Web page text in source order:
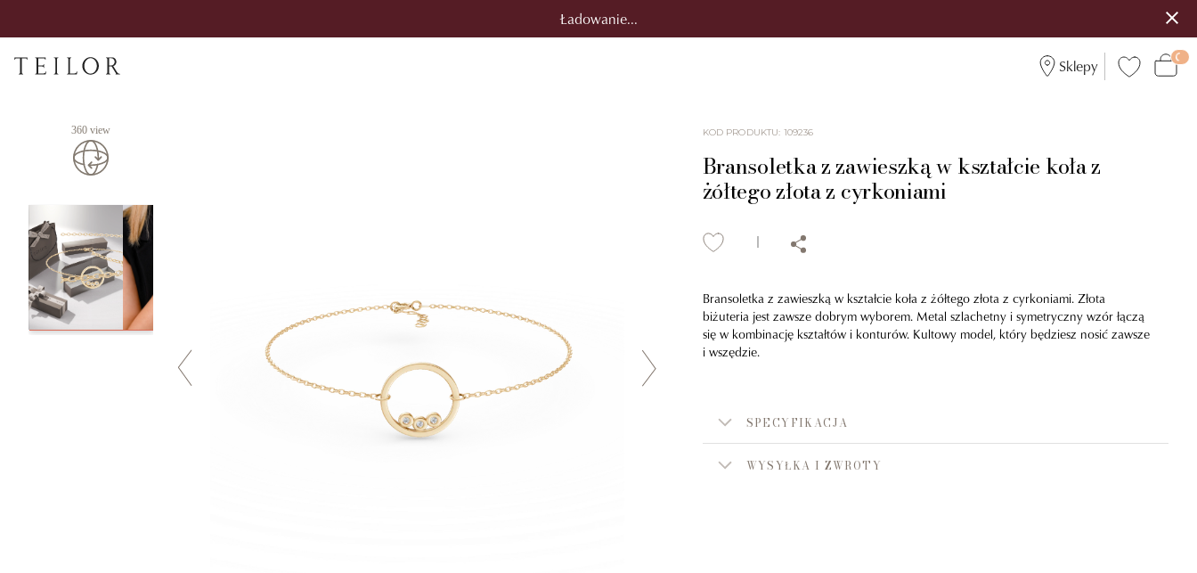
Ładowanie...
Sklepy
360 view KOD PRODUKTU: 109236
Bransoletka z zawieszką w kształcie koła z
żółtego złota z cyrkoniami
Bransoletka z zawieszką w kształcie koła z żółtego złota z cyrkoniami. Złota
biżuteria jest zawsze dobrym wyborem. Metal szlachetny i symetryczny wzór łączą
się w kombinację kształtów i konturów. Kultowy model, który będziesz nosić zawsze
i wszędzie.
SPECYFIKACJA
WYSYŁKA I ZWROTY